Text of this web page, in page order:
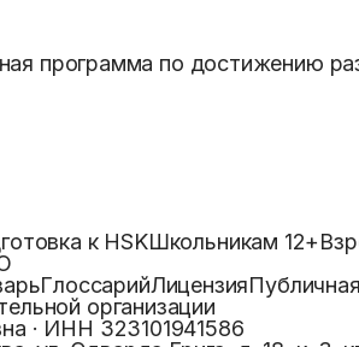
программа по достижению
к HSKШкольникам 12+
ГлоссарийЛицензия
организации
· ИНН 323101941586